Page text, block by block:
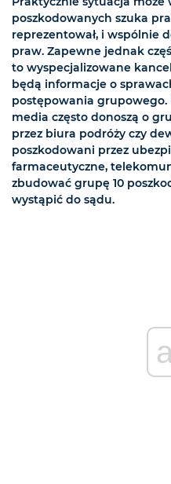
poszkodowanych szuka
reprezentował, i wspólnie
praw. Zapewne jednak
to wyspecjalizowane
będą informacje o
postępowania
media często donoszą o
przez biura podróży czy
poszkodowani przez
farmaceutyczne,
zbudować grupę 10
wystąpić do sądu.